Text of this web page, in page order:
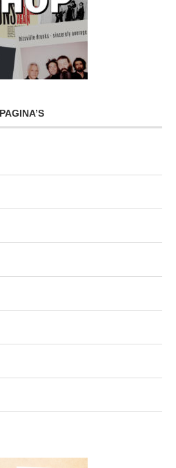
PAGINA’S